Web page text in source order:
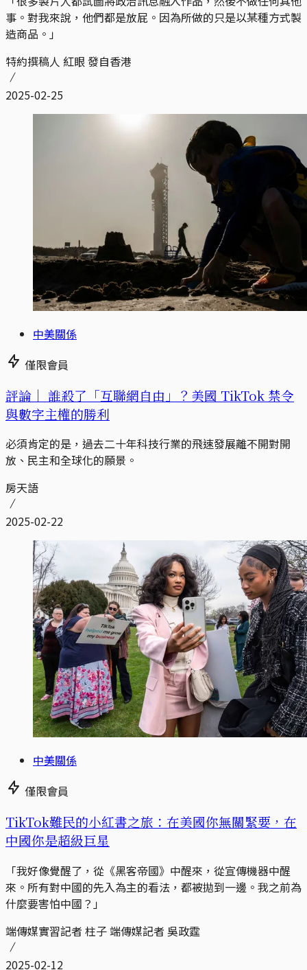
事。對我來說，他們都是放屁。因為所做的只是以某種方式製
造商品。」
特約撰稿人 紅眼 發自香港
2025-02-25
中美關係
僅限會員
評論｜ 誰殺了「互聯網自由」？美國 TikTok 禁令
與數字主權的勝利
必須肯定的是，過去二十年科技行業的飛速發展離不開對開
放、民主和全球化的願景。
房天語
2025-02-22
中美關係
僅限會員
TikTok難民的小紅書之旅：在美國你無關緊要，在
中國你是超級巨星
「我好像覺醒了，從《黑客帝國》中醒來，從宣傳機器中醒
來。所有對中國的先入為主的看法，都被拋到一邊。我之前為
什麼要害怕中國？」
端傳媒實習記者 柱子 端傳媒記者 吳政霆
2025-02-12